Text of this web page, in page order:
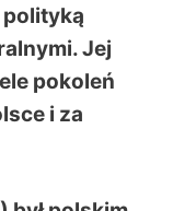
Jej
pokoleń
i za